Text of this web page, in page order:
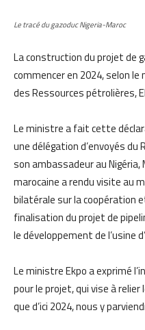
Le tracé du gazoduc Nigeria-Maroc
La construction du projet de
commencer en 2024, selon
des Ressources pétrolières,
Le ministre a fait cette
une délégation d’envoyés du
son ambassadeur au Nigéria,
marocaine a rendu visite au
bilatérale sur la coopération
finalisation du projet de
le développement de l’usine
Le ministre Ekpo a exprimé
pour le projet, qui vise à relier
que d’ici 2024, nous y